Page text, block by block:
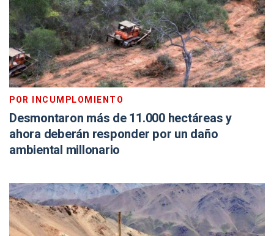
POR INCUMPLOMIENTO
Desmontaron más de 11.000 hectáreas y
ahora deberán responder por un daño
ambiental millonario